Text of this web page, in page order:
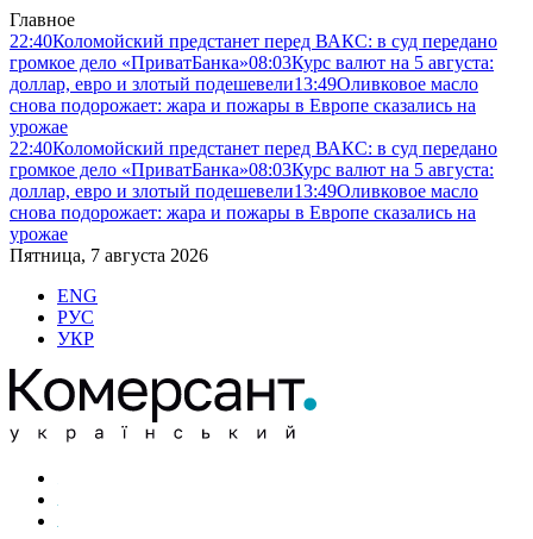
Главное
22:40Коломойский предстанет перед ВАКС: в суд передано
громкое дело «ПриватБанка»08:03Курс валют на 5 августа:
доллар, евро и злотый подешевели13:49Оливковое масло
снова подорожает: жара и пожары в Европе сказались на
урожае
22:40Коломойский предстанет перед ВАКС: в суд передано
громкое дело «ПриватБанка»08:03Курс валют на 5 августа:
доллар, евро и злотый подешевели13:49Оливковое масло
снова подорожает: жара и пожары в Европе сказались на
урожае
Пятница, 7 августа 2026
ENG
РУС
УКР